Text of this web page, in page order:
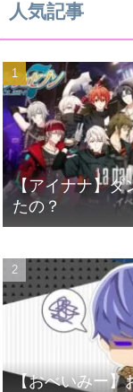
人気記事
【アイナナ】ダ
たの？
【おべいみー